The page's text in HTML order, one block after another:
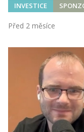
INVESTICE
Před 2 měsíce